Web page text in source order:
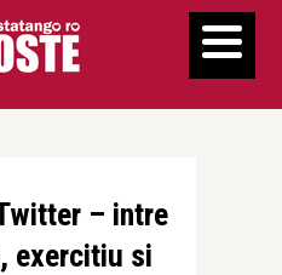
– intre
exercitiu si